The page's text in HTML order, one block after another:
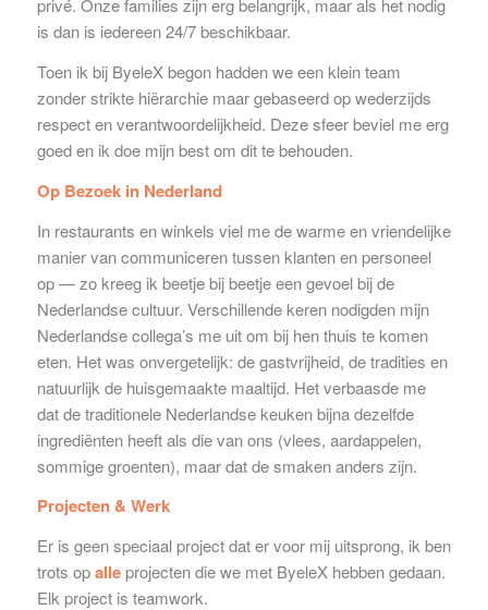
privé. Onze families zijn erg belangrijk, maar als het nodig
is dan is iedereen 24/7 beschikbaar.
Toen ik bij ByeleX begon hadden we een klein team
zonder strikte hiërarchie maar gebaseerd op wederzijds
respect en verantwoordelijkheid. Deze sfeer beviel me erg
goed en ik doe mijn best om dit te behouden.
Op Bezoek in Nederland
In restaurants en winkels viel me de warme en vriendelijke
manier van communiceren tussen klanten en personeel
op — zo kreeg ik beetje bij beetje een gevoel bij de
Nederlandse cultuur. Verschillende keren nodigden mijn
Nederlandse collega’s me uit om bij hen thuis te komen
eten. Het was onvergetelijk: de gastvrijheid, de tradities en
natuurlijk de huisgemaakte maaltijd. Het verbaasde me
dat de traditionele Nederlandse keuken bijna dezelfde
ingrediënten heeft als die van ons (vlees, aardappelen,
sommige groenten), maar dat de smaken anders zijn.
Projecten & Werk
Er is geen speciaal project dat er voor mij uitsprong, ik ben
trots opalleprojecten die we met ByeleX hebben gedaan.
Elk project is teamwork.